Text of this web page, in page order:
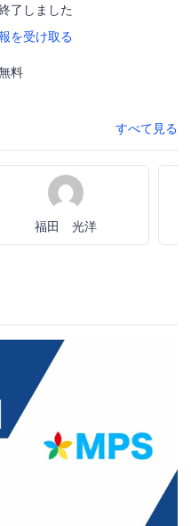
了しました
を受け取る
料
すべて見る
福田 光洋